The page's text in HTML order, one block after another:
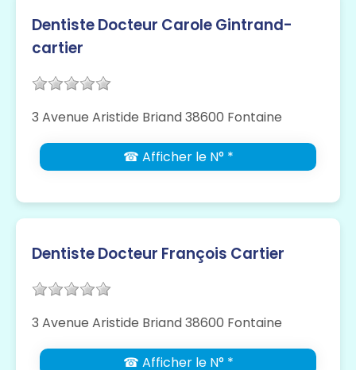
Dentiste Docteur Carole Gintrand-
cartier
3 Avenue Aristide Briand 38600 Fontaine
☎ Afficher le N° *
Dentiste Docteur François Cartier
3 Avenue Aristide Briand 38600 Fontaine
☎ Afficher le N° *